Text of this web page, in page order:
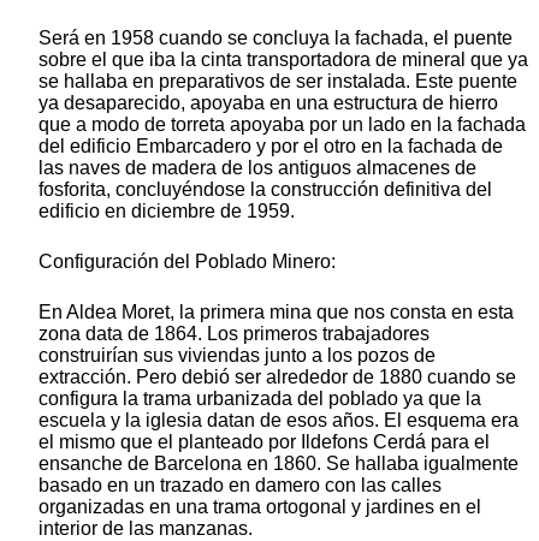
Será en 1958 cuando se concluya la fachada, el puente
sobre el que iba la cinta transportadora de mineral que ya
se hallaba en preparativos de ser instalada. Este puente
ya desaparecido, apoyaba en una estructura de hierro
que a modo de torreta apoyaba por un lado en la fachada
del edificio Embarcadero y por el otro en la fachada de
las naves de madera de los antiguos almacenes de
fosforita, concluyéndose la construcción definitiva del
edificio en diciembre de 1959.
Configuración del Poblado Minero:
En Aldea Moret, la primera mina que nos consta en esta
zona data de 1864. Los primeros trabajadores
construirían sus viviendas junto a los pozos de
extracción. Pero debió ser alrededor de 1880 cuando se
configura la trama urbanizada del poblado ya que la
escuela y la iglesia datan de esos años. El esquema era
el mismo que el planteado por Ildefons Cerdá para el
ensanche de Barcelona en 1860. Se hallaba igualmente
basado en un trazado en damero con las calles
organizadas en una trama ortogonal y jardines en el
interior de las manzanas.